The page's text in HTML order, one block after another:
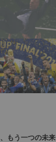
もう一つの未来